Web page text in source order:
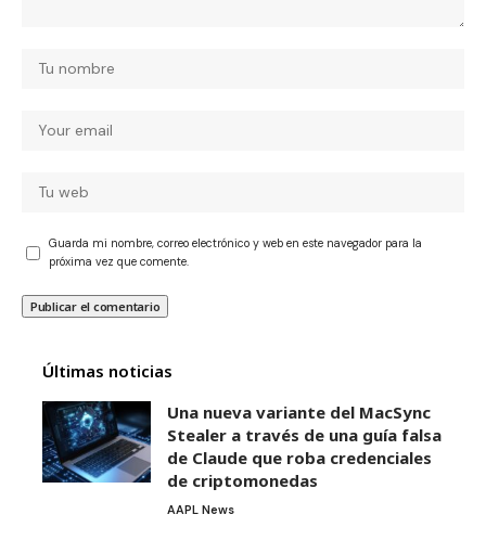
Guarda mi nombre, correo electrónico y web en este navegador para la
próxima vez que comente.
Últimas noticias
Una nueva variante del MacSync
Stealer a través de una guía falsa
de Claude que roba credenciales
de criptomonedas
AAPL News